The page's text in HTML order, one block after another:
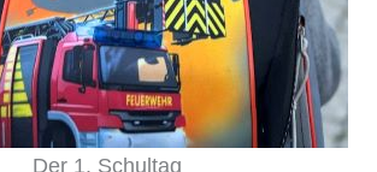
Der 1. Schultag